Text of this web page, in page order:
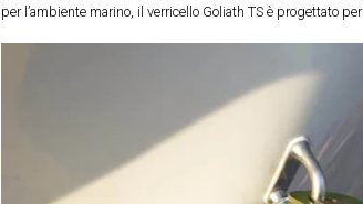
per l’ambiente marino, il verricello Goliath TS è progettato